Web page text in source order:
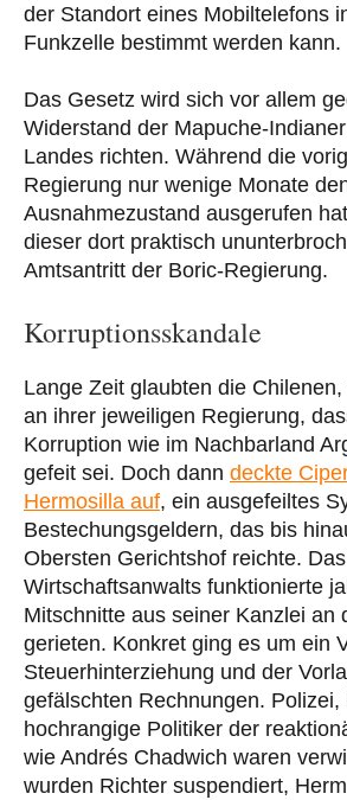
der Standort eines Mobiltelefons
Funkzelle bestimmt werden kann.
Das Gesetz wird sich vor allem
Widerstand der Mapuche-
Landes richten. Während die
Regierung nur wenige Monate
Ausnahmezustand ausgerufen
dieser dort praktisch
Amtsantritt der Boric-Regierung.
Korruptionsskandale
Lange Zeit glaubten die
an ihrer jeweiligen Regierung,
Korruption wie im Nachbarland
gefeit sei. Doch dann deckte
Hermosilla auf, ein ausgefeiltes
Bestechungsgeldern, das bis
Obersten Gerichtshof reichte.
Wirtschaftsanwalts funktionierte
Mitschnitte aus seiner Kanzlei an
gerieten. Konkret ging es um ein
Steuerhinterziehung und der
gefälschten Rechnungen. Polizei,
hochrangige Politiker der
wie Andrés Chadwich waren
wurden Richter suspendiert,